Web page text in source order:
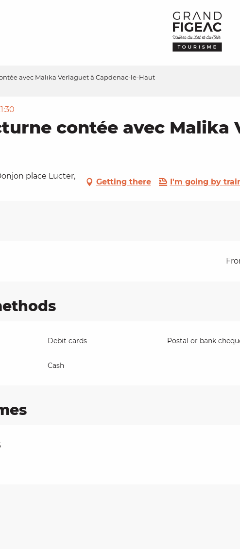
avec Malika Verlaguet à Capdenac-le-Haut
contée avec Malika
place Lucter,
Getting there I'm going by
Debit cards Postal or bank
Cash